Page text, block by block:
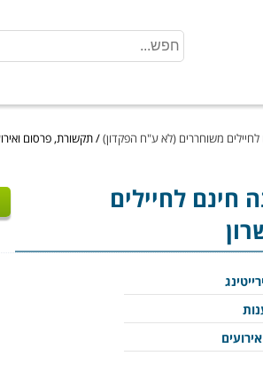
משוחררים (לא ע"ח הפקדון)/תקשורת, פרסום
חינם לחיילים